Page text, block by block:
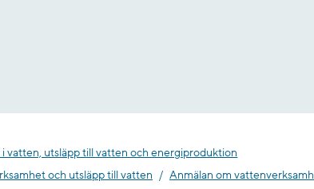
vatten, utsläpp till vatten och energiproduktion
och utsläpp till vatten
Anmälan om